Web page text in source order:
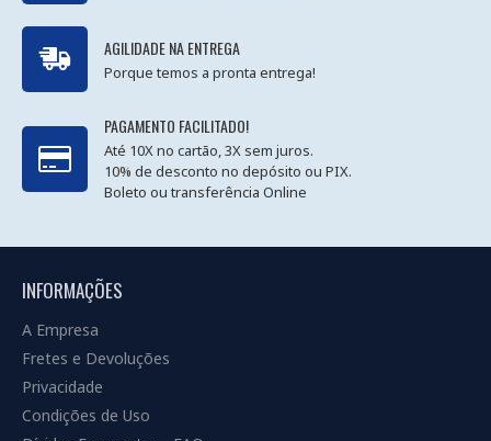
AGILIDADE NA ENTREGA
Porque temos a pronta entrega!
PAGAMENTO FACILITADO!
Até 10X no cartão, 3X sem juros.
10% de desconto no depósito ou PIX.
Boleto ou transferência Online
INFORMAÇÕES
A Empresa
Fretes e Devoluções
Privacidade
Condições de Uso